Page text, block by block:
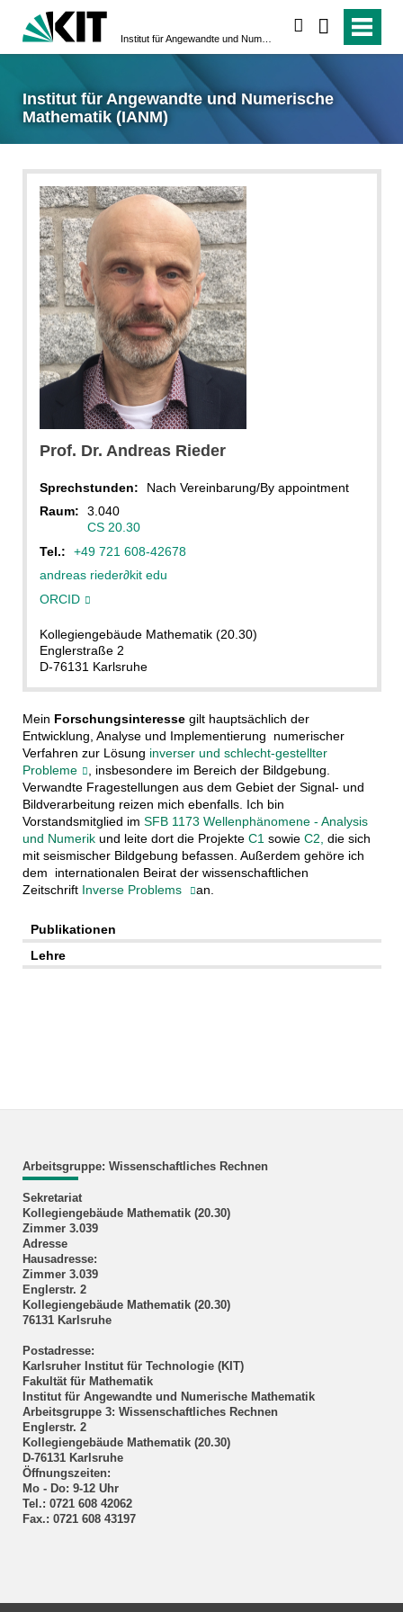
Institut für Angewandte und Numerische
Mathematik (IANM)
Prof. Dr. Andreas Rieder
Sprechstunden:
Nach Vereinbarung/By appointment
Raum:
3.040
CS 20.30
Tel.:
+49 721 608-42678
andreas rieder∂kit edu
ORCID
Kollegiengebäude Mathematik (20.30)
Englerstraße 2
D-76131 Karlsruhe
Mein Forschungsinteressegilt hauptsächlich der
Entwicklung, Analyse und Implementierung numerischer
Verfahren zur Lösung inverser und schlecht-gestellter
Probleme
, insbesondere im Bereich der Bildgebung.
Verwandte Fragestellungen aus dem Gebiet der Signal- und
Bildverarbeitung reizen mich ebenfalls. Ich bin
Vorstandsmitglied im SFB 1173 Wellenphänomene - Analysis
und Numerikund leite dort die Projekte C1 sowie C2, die sich
mit seismischer Bildgebung befassen. Außerdem gehöre ich
dem internationalen Beirat der wissenschaftlichen
Zeitschrift Inverse Problems an.
Publikationen
Lehre
Arbeitsgruppe: Wissenschaftliches Rechnen
Sekretariat
Kollegiengebäude Mathematik (20.30)
Zimmer 3.039
Adresse
Hausadresse:
Zimmer 3.039
Englerstr. 2
Kollegiengebäude Mathematik (20.30)
76131 Karlsruhe
Postadresse:
Karlsruher Institut für Technologie (KIT)
Fakultät für Mathematik
Institut für Angewandte und Numerische Mathematik
Arbeitsgruppe 3: Wissenschaftliches Rechnen
Englerstr. 2
Kollegiengebäude Mathematik (20.30)
D-76131 Karlsruhe
Öffnungszeiten:
Mo - Do: 9-12 Uhr
Tel.: 0721 608 42062
Fax.: 0721 608 43197